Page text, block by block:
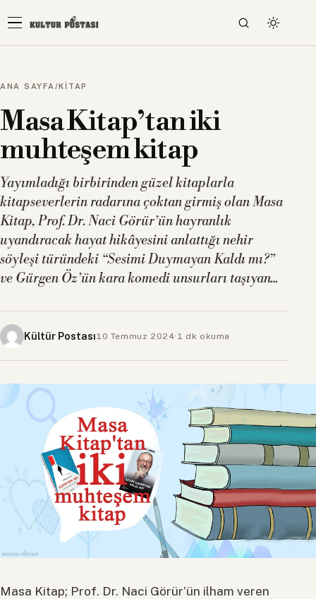
ANA SAYFA /KİTAP
Masa Kitap’tan iki
muhteşem kitap
Yayımladığı birbirinden güzel kitaplarla
kitapseverlerin radarına çoktan girmiş olan Masa
Kitap, Prof. Dr. Naci Görür’ün hayranlık
uyandıracak hayat hikâyesini anlattığı nehir
söyleşi türündeki “Sesimi Duymayan Kaldı mı?”
ve Gürgen Öz’ün kara komedi unsurları taşıyan…
Kültür Postası10 Temmuz 2024· 1 dk okuma
Masa Kitap; Prof. Dr. Naci Görür’ün ilham veren